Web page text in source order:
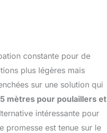
constante pour de
plus légères mais
sur une solution qui
mètres pour poulaillers et
intéressante pour
promesse est tenue sur le